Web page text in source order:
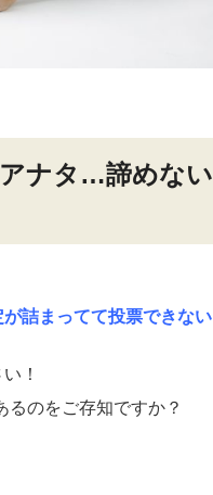
ナタ…諦めない
が詰まってて投票できな
！
るのをご存知ですか？